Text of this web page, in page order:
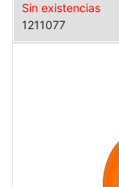
Sin existencias
1211077